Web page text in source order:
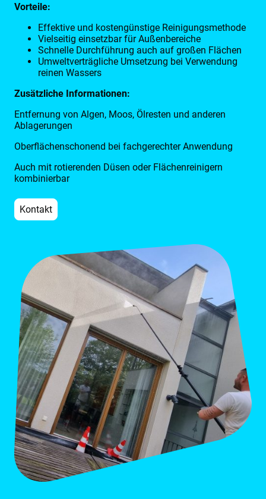
Vorteile:
Effektive und kostengünstige Reinigungsmethode
Vielseitig einsetzbar für Außenbereiche
Schnelle Durchführung auch auf großen Flächen
Umweltverträgliche Umsetzung bei Verwendung
reinen Wassers
Zusätzliche Informationen:
Entfernung von Algen, Moos, Ölresten und anderen
Ablagerungen
Oberflächenschonend bei fachgerechter Anwendung
Auch mit rotierenden Düsen oder Flächenreinigern
kombinierbar
Kontakt